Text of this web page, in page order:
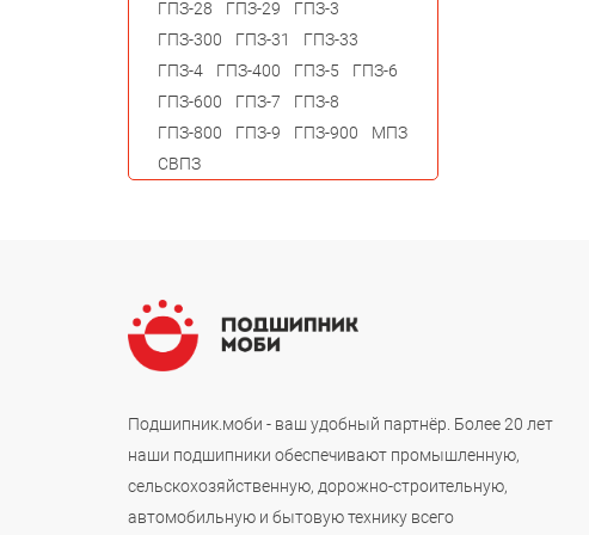
ГПЗ-28
ГПЗ-29
ГПЗ-3
ГПЗ-300
ГПЗ-31
ГПЗ-33
ГПЗ-4
ГПЗ-400 ГПЗ-5
ГПЗ-6
ГПЗ-600
ГПЗ-7
ГПЗ-8
ГПЗ-800
ГПЗ-9 ГПЗ-900
МПЗ
СВПЗ
Подшипник.моби - ваш удобный партнёр. Более 20 лет
наши подшипники обеспечивают промышленную,
сельскохозяйственную, дорожно-строительную,
автомобильную и бытовую технику всего